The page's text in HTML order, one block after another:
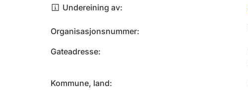
Undereining av
Organisasjonsnummer
Gateadresse
Kommune, land